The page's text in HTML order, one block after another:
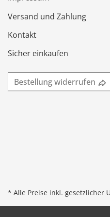
Versand und Zahlung
Kontakt
Sicher einkaufen
Bestellung widerrufen
* Alle Preise inkl. gesetzlicher